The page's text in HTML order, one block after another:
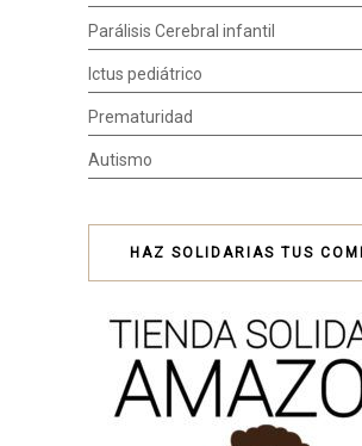
Parálisis Cerebral infantil
Ictus pediátrico
Prematuridad
Autismo
HAZ SOLIDARIAS TUS